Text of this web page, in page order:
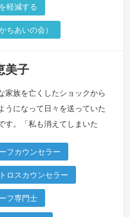
軽減する
ちあいの会）
美子
家族を亡くしたショックから
うになって日々を送っていた
す。「私も消えてしまいた
る家族のために何とか生きて
ばと近所の内科の医院に行き
生に私は大切な家族を亡くし
あること、それで生きる気力
フカウンセラー
ロスカウンセラー
フ専門士